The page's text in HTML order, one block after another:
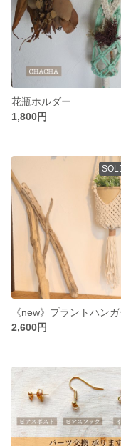
花瓶ホルダー
1,800円
2,600円